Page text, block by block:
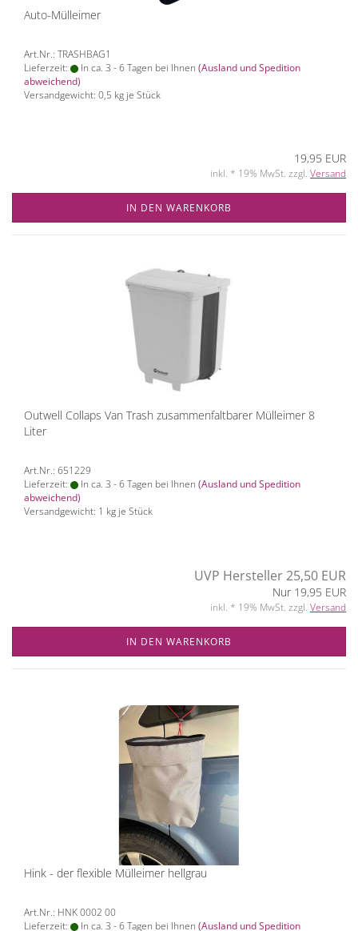
Auto-Mülleimer
Art.Nr.: TRASHBAG1
Lieferzeit:
In ca. 3 - 6 Tagen bei Ihnen (Ausland und Spedition
abweichend)
Versandgewicht: 0,5 kg je Stück
19,95 EUR
inkl. * 19% MwSt. zzgl. Versand
IN DEN WARENKORB
Outwell Collaps Van Trash zusammenfaltbarer Mülleimer 8
Liter
Art.Nr.: 651229
Lieferzeit:
In ca. 3 - 6 Tagen bei Ihnen (Ausland und Spedition
abweichend)
Versandgewicht: 1 kg je Stück
UVP Hersteller 25,50 EUR
Nur 19,95 EUR
inkl. * 19% MwSt. zzgl. Versand
IN DEN WARENKORB
Hink - der flexible Mülleimer hellgrau
Art.Nr.: HNK 0002 00
Lieferzeit:
In ca. 3 - 6 Tagen bei Ihnen (Ausland und Spedition